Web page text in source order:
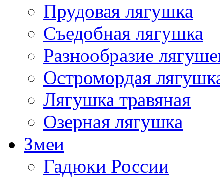
Прудовая лягушка
Съедобная лягушка
Разнообразие
Остромордая
Лягушка травяная
Озерная лягушка
Змеи
Гадюки России